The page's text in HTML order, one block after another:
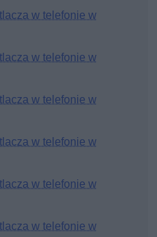
w telefonie w
w telefonie w
w telefonie w
w telefonie w
w telefonie w
w telefonie w